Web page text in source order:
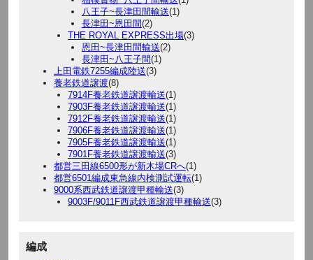
八王子~長津田間輸送(1)
長津田~恩田間(2)
THE ROYAL EXPRESS出場(3)
恩田~長津田間輸送(2)
長津田~八王子間(1)
上田電鉄7255編成陸送(3)
養老鉄道譲渡(8)
7914F養老鉄道譲渡輸送(1)
7903F養老鉄道譲渡輸送(1)
7912F養老鉄道譲渡輸送(1)
7906F養老鉄道譲渡輸送(1)
7905F養老鉄道譲渡輸送(1)
7901F養老鉄道譲渡輸送(3)
都営三田線6500形が新木場CRへ(1)
都営6501編成東急線内検測試運転(1)
9000系西武鉄道譲渡甲種輸送(3)
9003F/9011F西武鉄道譲渡甲種輸送(3)
編成